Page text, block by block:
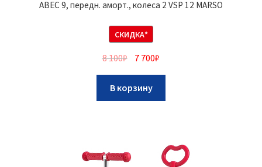
ABEC 9, передн. аморт., колеса 2 VSP 12 MARSO
СКИДКА*
8 100₽ 7 700₽
В корзину